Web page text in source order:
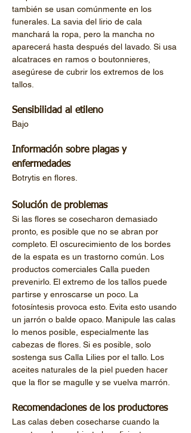
también se usan comúnmente en los
funerales. La savia del lirio de cala
manchará la ropa, pero la mancha no
aparecerá hasta después del lavado. Si usa
alcatraces en ramos o boutonnieres,
asegúrese de cubrir los extremos de los
Sensibilidad al etileno
Información sobre plagas y
enfermedades
Botrytis en flores.
Solución de problemas
Si las flores se cosecharon demasiado
pronto, es posible que no se abran por
completo. El oscurecimiento de los bordes
de la espata es un trastorno común. Los
productos comerciales Calla pueden
prevenirlo. El extremo de los tallos puede
partirse y enroscarse un poco. La
fotosíntesis provoca esto. Evita esto usando
un jarrón o balde opaco. Manipule las calas
lo menos posible, especialmente las
cabezas de flores. Si es posible, solo
sostenga sus Calla Lilies por el tallo. Los
aceites naturales de la piel pueden hacer
que la flor se magulle y se vuelva marrón.
Recomendaciones de los productores
Las calas deben cosecharse cuando la